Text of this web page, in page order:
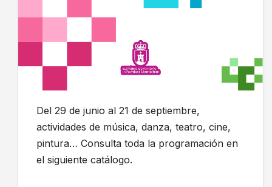
Del 29 de junio al 21 de septiembre,
actividades de música, danza, teatro, cine,
pintura… Consulta toda la programación en
el siguiente catálogo.